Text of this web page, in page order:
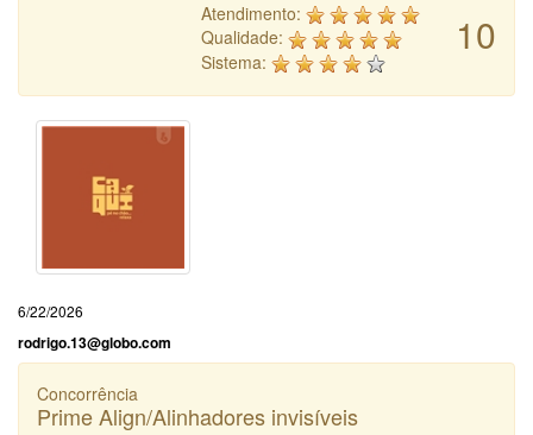
10
Atendimento:
Qualidade:
Sistema:
6/22/2026
rodrigo.13@globo.com
Concorrência
Prime Align/Alinhadores invisíveis